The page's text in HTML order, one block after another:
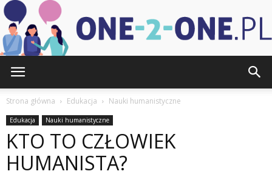
2-
Strona główna Edukacja Nauki humanistyczne
Edukacja Nauki humanistyczne
KTO TO CZŁOWIEK
HUMANISTA?